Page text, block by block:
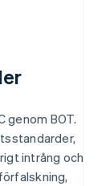
genom BOT.
intrång och